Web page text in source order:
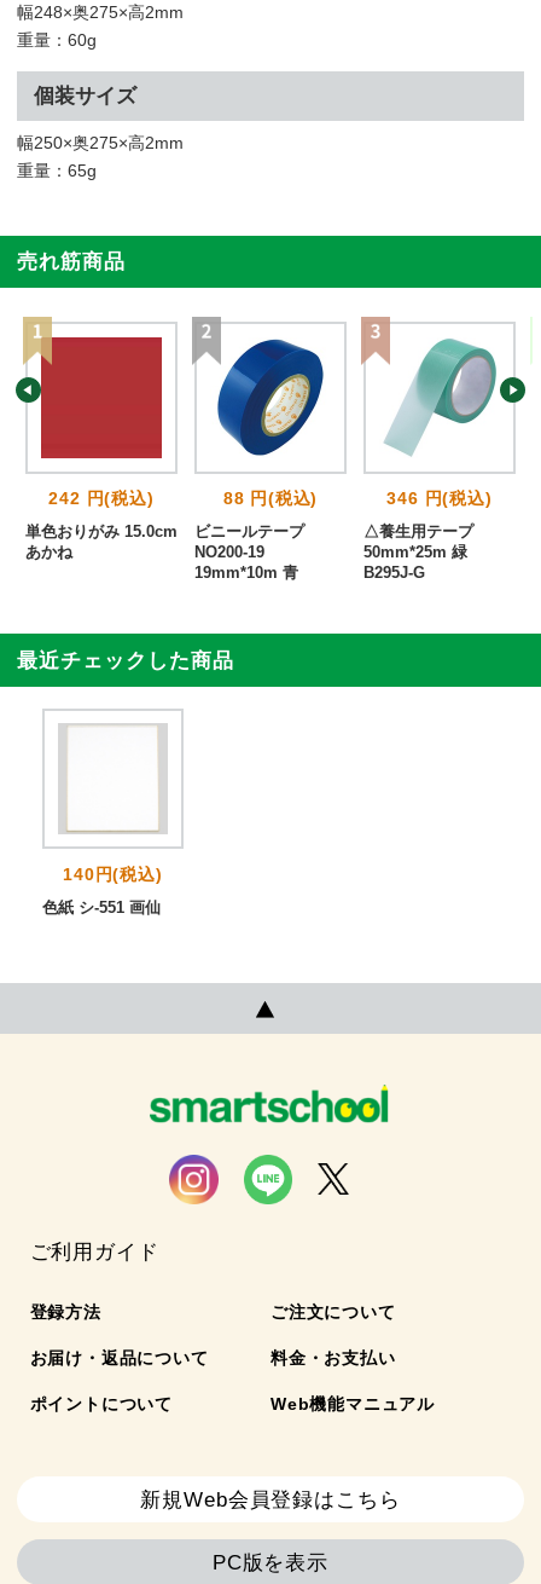
幅248×奥275×高2mm
重量：60g
個装サイズ
幅250×奥275×高2mm
重量：65g
売れ筋商品
242 円(税込)
単色おりがみ 15.0cm
あかね
88 円(税込)
ビニールテープ
NO200-19
19mm*10m 青
346 円(税込)
△養生用テープ
50mm*25m 緑
B295J-G
最近チェックした商品
140円(税込)
色紙 シ-551 画仙
ご利用ガイド
登録方法 ご注文について
お届け・返品について 料金・お支払い
ポイントについて Web機能マニュアル
新規Web会員登録はこちら
PC版を表示